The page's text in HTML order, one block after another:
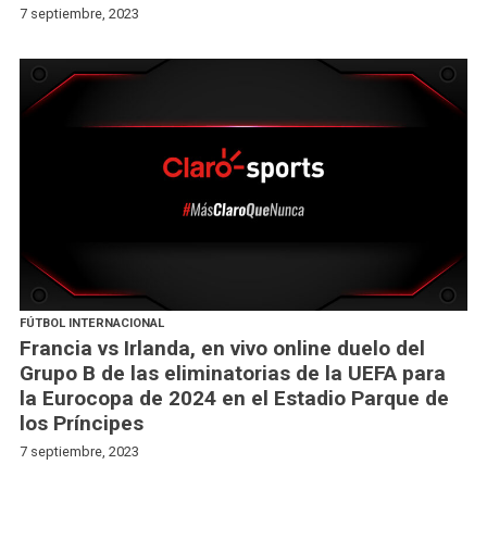
7 septiembre, 2023
FÚTBOL INTERNACIONAL
Francia vs Irlanda, en vivo online duelo del
Grupo B de las eliminatorias de la UEFA para
la Eurocopa de 2024 en el Estadio Parque de
los Príncipes
7 septiembre, 2023